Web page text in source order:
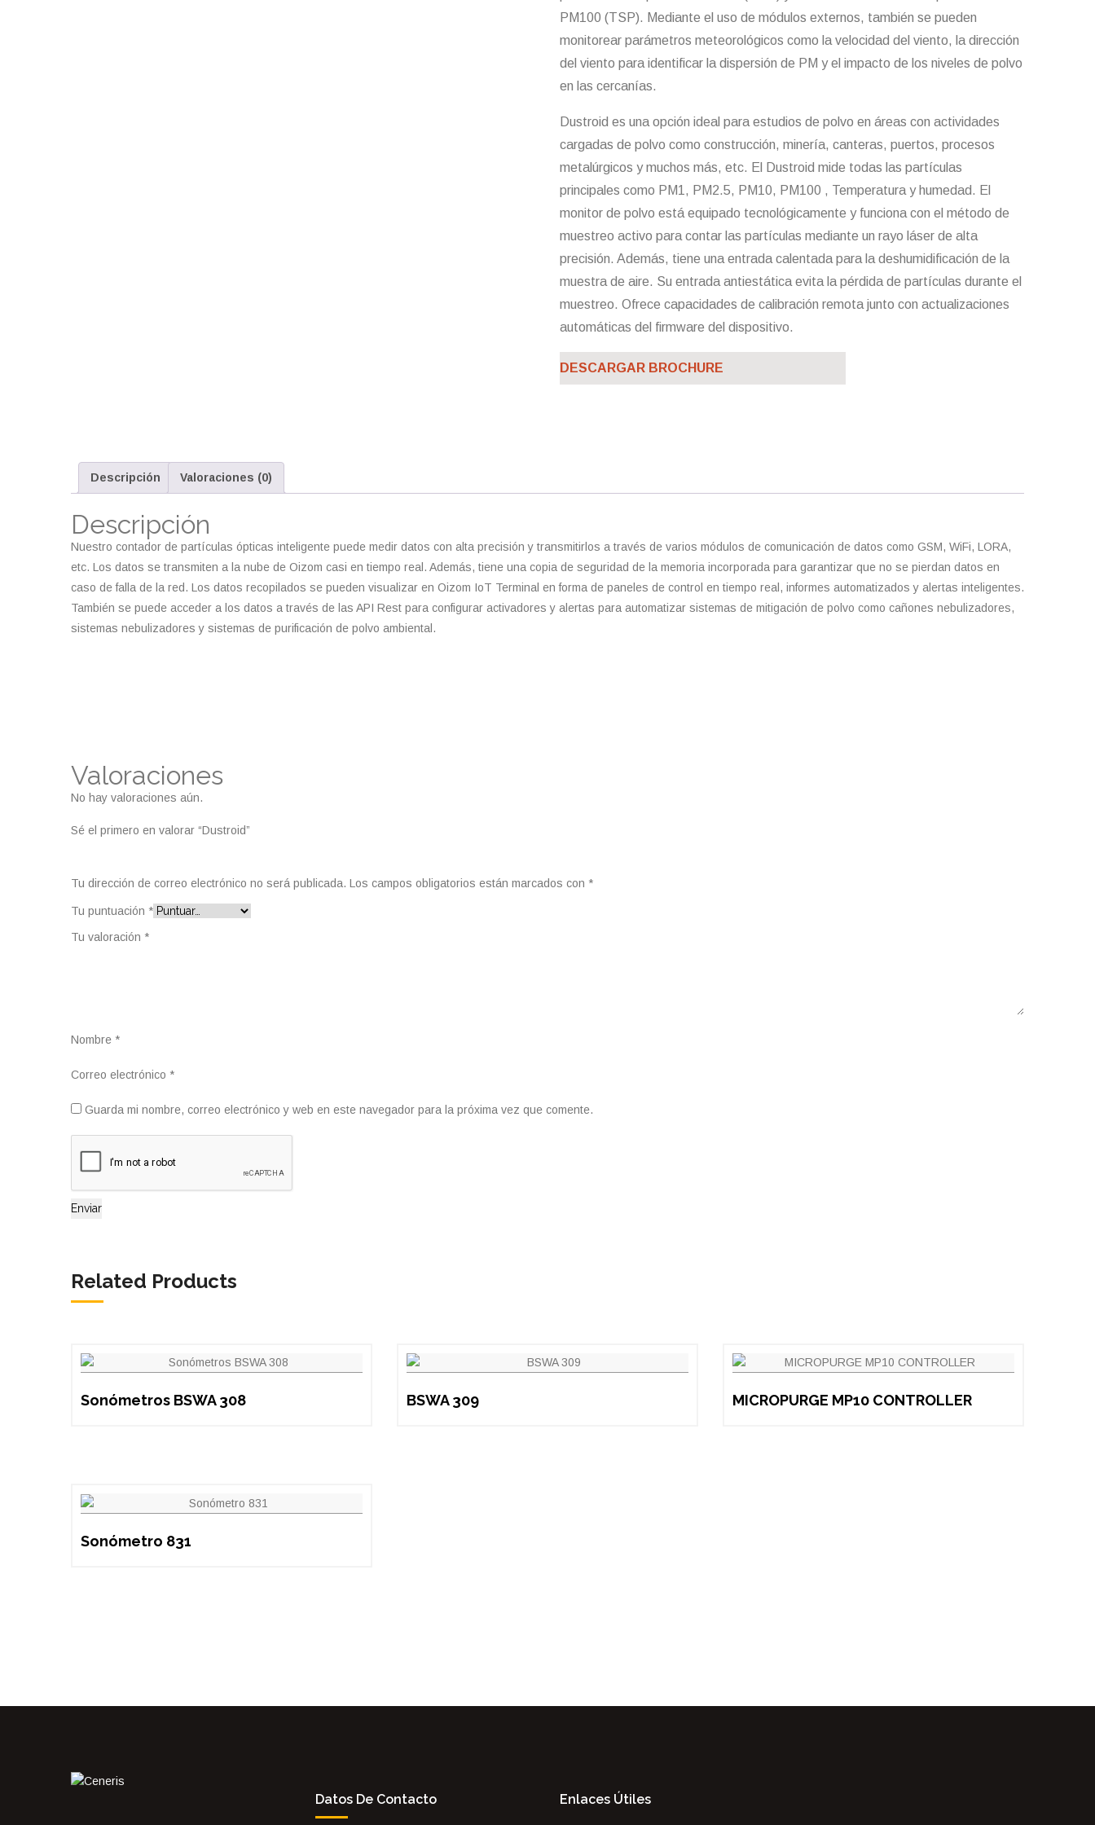
PM100 (TSP). Mediante el uso de módulos externos, también se pueden
monitorear parámetros meteorológicos como la velocidad del viento, la dirección
del viento para identificar la dispersión de PM y el impacto de los niveles de polvo
en las cercanías.
Dustroid es una opción ideal para estudios de polvo en áreas con actividades
cargadas de polvo como construcción, minería, canteras, puertos, procesos
metalúrgicos y muchos más, etc. El Dustroid mide todas las partículas
principales como PM1, PM2.5, PM10, PM100 , Temperatura y humedad. El
monitor de polvo está equipado tecnológicamente y funciona con el método de
muestreo activo para contar las partículas mediante un rayo láser de alta
precisión. Además, tiene una entrada calentada para la deshumidificación de la
muestra de aire. Su entrada antiestática evita la pérdida de partículas durante el
muestreo. Ofrece capacidades de calibración remota junto con actualizaciones
automáticas del firmware del dispositivo.
DESCARGAR BROCHURE
Descripción Valoraciones (0)
Descripción
Nuestro contador de partículas ópticas inteligente puede medir datos con alta precisión y transmitirlos a través de varios módulos de comunicación de datos como GSM, WiFi, LORA,
etc. Los datos se transmiten a la nube de Oizom casi en tiempo real. Además, tiene una copia de seguridad de la memoria incorporada para garantizar que no se pierdan datos en
caso de falla de la red. Los datos recopilados se pueden visualizar en Oizom IoT Terminal en forma de paneles de control en tiempo real, informes automatizados y alertas inteligentes.
También se puede acceder a los datos a través de las API Rest para configurar activadores y alertas para automatizar sistemas de mitigación de polvo como cañones nebulizadores,
sistemas nebulizadores y sistemas de purificación de polvo ambiental.
Valoraciones
No hay valoraciones aún.
Sé el primero en valorar “Dustroid”
Tu dirección de correo electrónico no será publicada. Los campos obligatorios están marcados con *
Tu puntuación *
Tu valoración *
Nombre *
Correo electrónico *
Guarda mi nombre, correo electrónico y web en este navegador para la próxima vez que comente.
Related Products
Sonómetros BSWA 308 BSWA 309 MICROPURGE MP10 CONTROLLER
Sonómetro 831
Datos De Contacto Enlaces Útiles